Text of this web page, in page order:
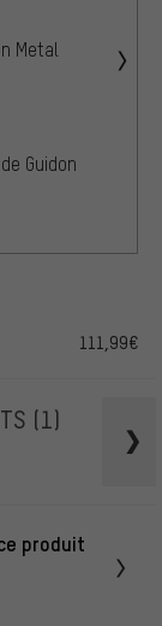
Metal
Guidon
111,99€
(1)
produit